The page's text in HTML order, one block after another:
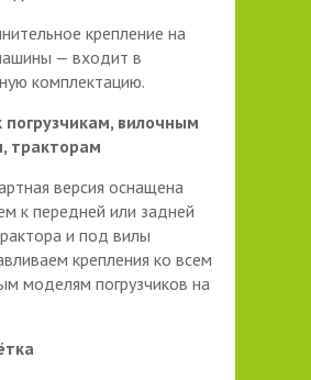
крепление на
— входит в
комплектацию.
погрузчикам, вилочным
тракторам
версия оснащена
к передней или задней
и под вилы
крепления ко всем
моделям погрузчиков на